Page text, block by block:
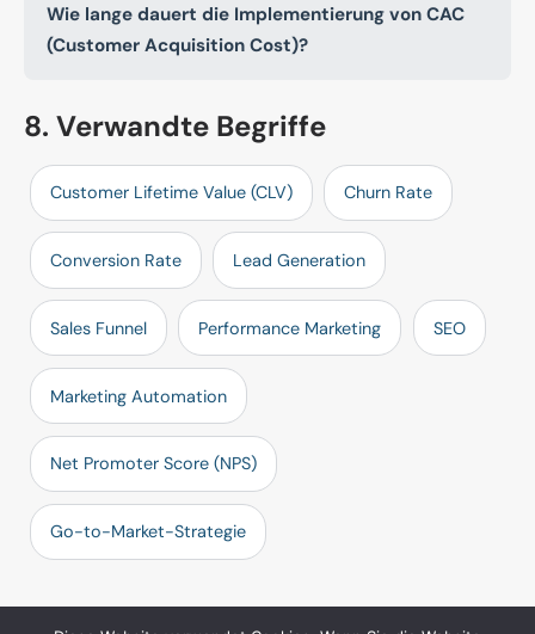
Wie lange dauert die Implementierung von CAC
(Customer Acquisition Cost)?
8. Verwandte Begriffe
Customer Lifetime Value (CLV) Churn Rate
Conversion Rate Lead Generation
Sales Funnel Performance Marketing SEO
Marketing Automation
Net Promoter Score (NPS)
Go-to-Market-Strategie